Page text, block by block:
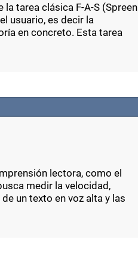
tarea clásica F-A-S (Spreen
usuario, es decir la
en concreto. Esta tarea
lectora, como el
medir la velocidad,
un texto en voz alta y las